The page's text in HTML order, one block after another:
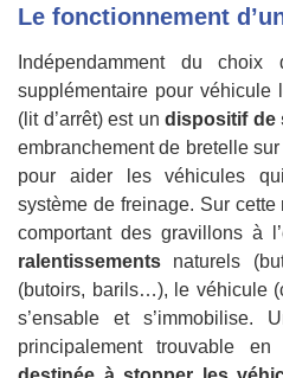
Le fonctionnement
Indépendamment du choix
supplémentaire pour véhicule
(lit d’arrêt) est un dispositif de
embranchement de bretelle
pour aider les véhicules
système de freinage. Sur cette
comportant des gravillons à
ralentissements naturels
(butoirs, barils…), le véhicule
s’ensable et s’immobilise.
principalement trouvable